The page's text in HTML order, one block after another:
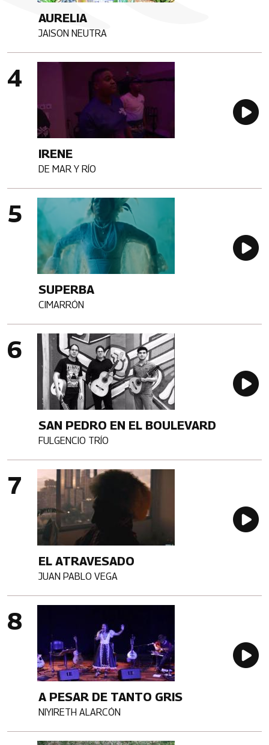
AURELIA
Artista
JAISON NEUTRA
Imagen portada
IRENE
Artista
DE MAR Y RÍO
Imagen portada
SUPERBA
Artista
CIMARRÓN
Imagen portada
SAN PEDRO EN EL BOULEVARD
Artista
FULGENCIO TRÍO
Imagen portada
EL ATRAVESADO
Artista
JUAN PABLO VEGA
A PESAR DE TANTO GRIS
Artista
NIYIRETH ALARCÓN